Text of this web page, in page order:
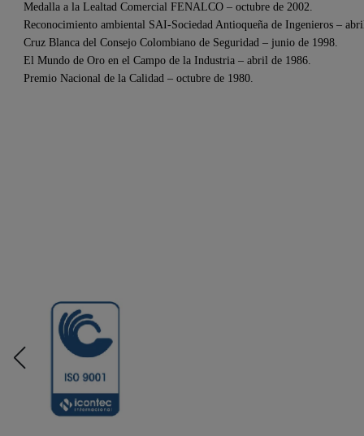
Medalla a la Lealtad Comercial FENALCO – octubre de 2002.
Reconocimiento ambiental SAI-Sociedad Antioqueña de Ingenieros –
Cruz Blanca del Consejo Colombiano de Seguridad – junio de 1998.
El Mundo de Oro en el Campo de la Industria – abril de 1986.
Premio Nacional de la Calidad – octubre de 1980.